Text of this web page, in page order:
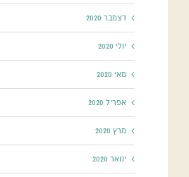
דצמבר 2020
יולי 2020
מאי 2020
אפריל 2020
מרץ 2020
ינואר 2020